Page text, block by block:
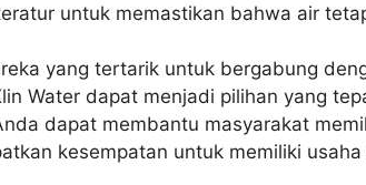
untuk memastikan bahwa air
yang tertarik untuk bergabung
Water dapat menjadi pilihan yang
dapat membantu masyarakat
kesempatan untuk memiliki